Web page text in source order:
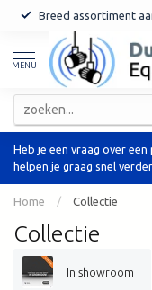
Breed assortiment
MENU
Heb je een vraag over
helpen je graag snel
Home / Collectie
Collectie
In showroom